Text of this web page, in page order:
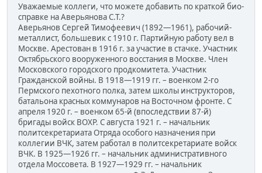
Уважаемые коллеги, что можете добавить по краткой био-
справке на Аверьянова С.Т.?
Аверьянов Сергей Тимофеевич (1892—1961), рабочий-
металлист, большевик с 1910 г. Партийную работу вел в
Москве. Арестован в 1916 г. за участие в стачке. Участник
Октябрьского вооруженного восстания в Москве. Член
Московского городского продкомитета. Участник
Гражданской войны. В 1918—1919 гг. – военком 2-го
Пермского пехотного полка, затем школы инструкторов,
батальона красных коммунаров на Восточном фронте. С
апреля 1920 г. – военком 65-й (впоследствии 87-й)
бригады войск ВОХР. С августа 1921 г. – начальник
политсекретариата Отряда особого назначения при
коллегии ВЧК, затем работал в политсекретариате войск
ВЧК. В 1925—1926 гг. – начальник административного
отдела Моссовета. В 1927—1929 гг. – начальник